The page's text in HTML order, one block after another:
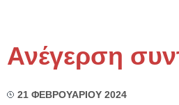
Ανέγερση
21 ΦΕΒΡΟΥΑΡΙΟΥ 2024